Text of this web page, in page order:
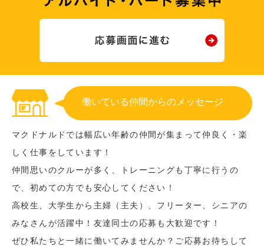
働いている仲間からのメッセージ
マクドナルドでは幅広い年齢の仲間が集まって仲良く・楽
しく仕事をしています！
仲間思いのクルーが多く、トレーニングも丁寧に行うの
で、初めての方でも安心してください！
高校生、大学生から主婦（主夫）、フリーター、シニアの
みなさんが活躍中！友達同士の応募も大歓迎です！
ぜひ私たちと一緒に働いてみませんか？ご応募お待ちして